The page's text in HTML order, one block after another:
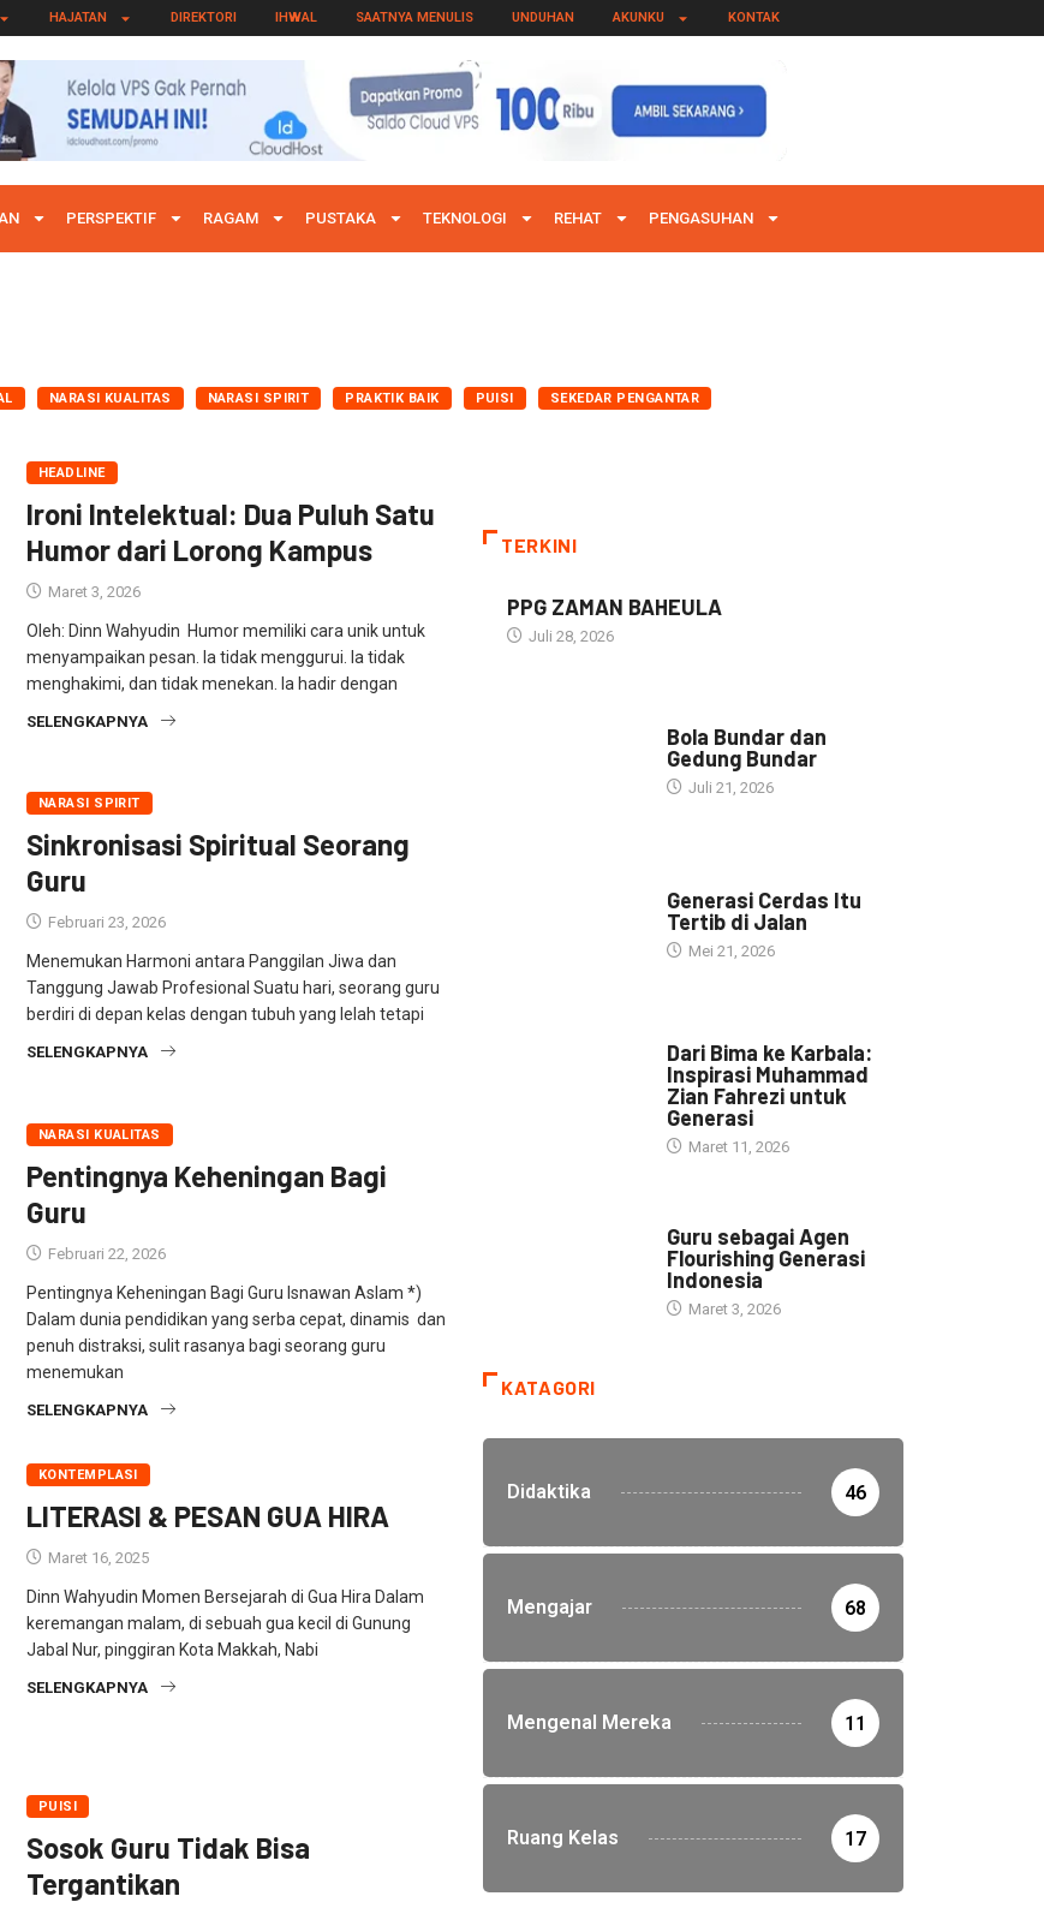
HAJATAN DIREKTORI IHWAL SAATNYA MENULIS UNDUHAN AKUNKU KONTAK
PERSPEKTIF RAGAM PUSTAKA TEKNOLOGI REHAT PENGASUHAN
NARASI KUALITAS NARASI SPIRIT PRAKTIK BAIK PUISI SEKEDAR PENGANTAR
HEADLINE
Ironi Intelektual: Dua Puluh Satu
Humor dari Lorong Kampus
Maret 3, 2026
Oleh: Dinn Wahyudin Humor memiliki cara unik untuk
menyampaikan pesan. Ia tidak menggurui. Ia tidak
menghakimi, dan tidak menekan. Ia hadir dengan
SELENGKAPNYA
NARASI SPIRIT
Sinkronisasi Spiritual Seorang
Guru
Februari 23, 2026
Menemukan Harmoni antara Panggilan Jiwa dan
Tanggung Jawab Profesional Suatu hari, seorang guru
berdiri di depan kelas dengan tubuh yang lelah tetapi
SELENGKAPNYA
NARASI KUALITAS
Pentingnya Keheningan Bagi
Guru
Februari 22, 2026
Pentingnya Keheningan Bagi Guru Isnawan Aslam *)
Dalam dunia pendidikan yang serba cepat, dinamis dan
penuh distraksi, sulit rasanya bagi seorang guru
menemukan
SELENGKAPNYA
KONTEMPLASI
LITERASI & PESAN GUA HIRA
Maret 16, 2025
Dinn Wahyudin Momen Bersejarah di Gua Hira Dalam
keremangan malam, di sebuah gua kecil di Gunung
Jabal Nur, pinggiran Kota Makkah, Nabi
SELENGKAPNYA
PUISI
Sosok Guru Tidak Bisa
Tergantikan
TERKINI
PPG ZAMAN BAHEULA
Juli 28, 2026
Bola Bundar dan
Gedung Bundar
Juli 21, 2026
Generasi Cerdas Itu
Tertib di Jalan
Mei 21, 2026
Dari Bima ke Karbala:
Inspirasi Muhammad
Zian Fahrezi untuk
Generasi
Maret 11, 2026
Guru sebagai Agen
Flourishing Generasi
Indonesia
Maret 3, 2026
KATAGORI
Didaktika 46
Mengajar 68
Mengenal Mereka 11
Ruang Kelas 17